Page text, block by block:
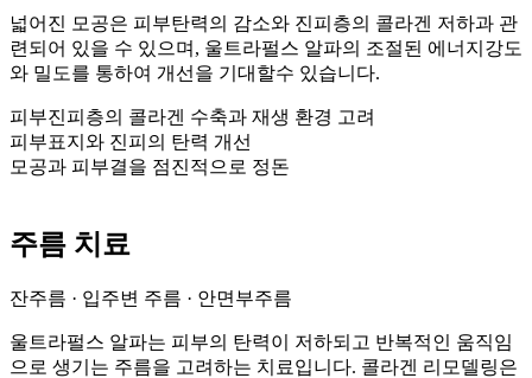
넓어진 모공은 피부탄력의 감소와 진피층의 콜라겐 저하과 관
련되어 있을 수 있으며, 울트라펄스 알파의 조절된 에너지강도
와 밀도를 통하여 개선을 기대할수 있습니다.
피부진피층의 콜라겐 수축과 재생 환경 고려
피부표지와 진피의 탄력 개선
모공과 피부결을 점진적으로 정돈
주름 치료
잔주름 · 입주변 주름 · 안면부주름
울트라펄스 알파는 피부의 탄력이 저하되고 반복적인 움직임
으로 생기는 주름을 고려하는 치료입니다. 콜라겐 리모델링은